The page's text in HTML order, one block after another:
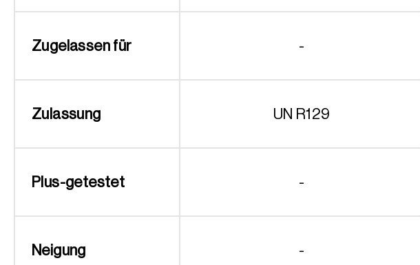
Zugelassen für -
Zulassung UN R129
Plus-getestet -
Neigung -